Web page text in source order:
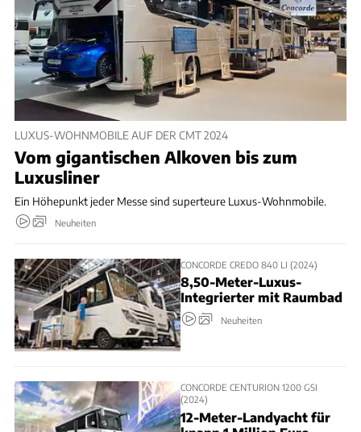
LUXUS-WOHNMOBILE AUF DER CMT 2024
Vom gigantischen Alkoven bis zum
Luxusliner
Ein Höhepunkt jeder Messe sind superteure Luxus-Wohnmobile.
Neuheiten
CONCORDE CREDO 840 LI (2024)
8,50-Meter-Luxus-
Integrierter mit Raumbad
Neuheiten
CONCORDE CENTURION 1200 GSI
(2024)
12-Meter-Landyacht für